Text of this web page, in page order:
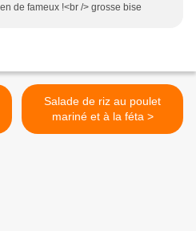
de fameux !<br /> grosse bise
Salade de riz au poulet
mariné et à la féta >